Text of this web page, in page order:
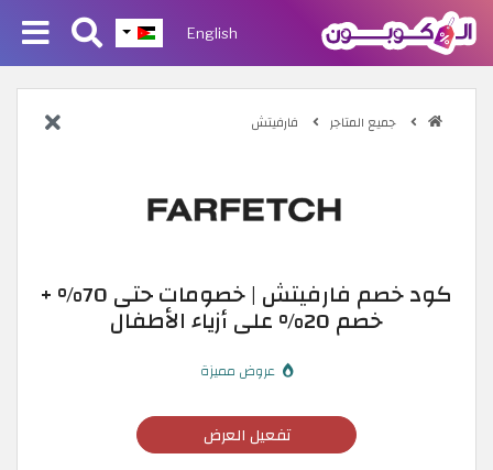
English
جميع المتاجر فارفيتش
كود خصم فارفيتش | خصومات حتى 70% +
خصم 20% على أزياء الأطفال
عروض مميزة
تفعيل العرض